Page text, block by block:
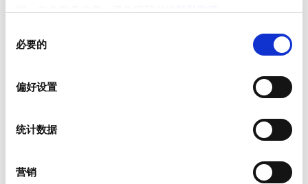
据。有关更多信息，请参阅我们的隐私政策。
必要的
偏好设置
统计数据
营销